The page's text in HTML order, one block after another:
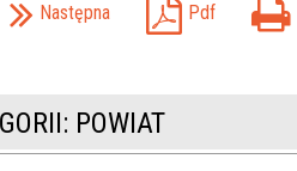
Następna Pdf
POWIAT